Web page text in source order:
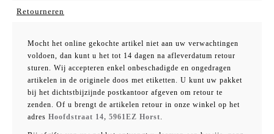
Retourneren
Mocht het online gekochte artikel niet aan uw verwachtingen
voldoen, dan kunt u het tot 14 dagen na afleverdatum retour
sturen. Wij accepteren enkel onbeschadigde en ongedragen
artikelen in de originele doos met etiketten. U kunt uw pakket
bij het dichtstbijzijnde postkantoor afgeven om retour te
zenden. Of u brengt de artikelen retour in onze winkel op het
adres Hoofdstraat 14, 5961EZ Horst